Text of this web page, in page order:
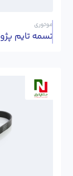
موتوری
تسمه تایم پژو 405 (114RPP9/5P17)